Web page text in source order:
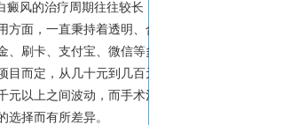
风的治疗周期往往较长，
面，一直秉持着透明、合
刷卡、支付宝、微信等多
而定，从几十元到几百元
以上之间波动，而手术治
择而有所差异。